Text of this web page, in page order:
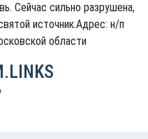
Сейчас сильно разрушена,
источник.Адрес: н/п
области